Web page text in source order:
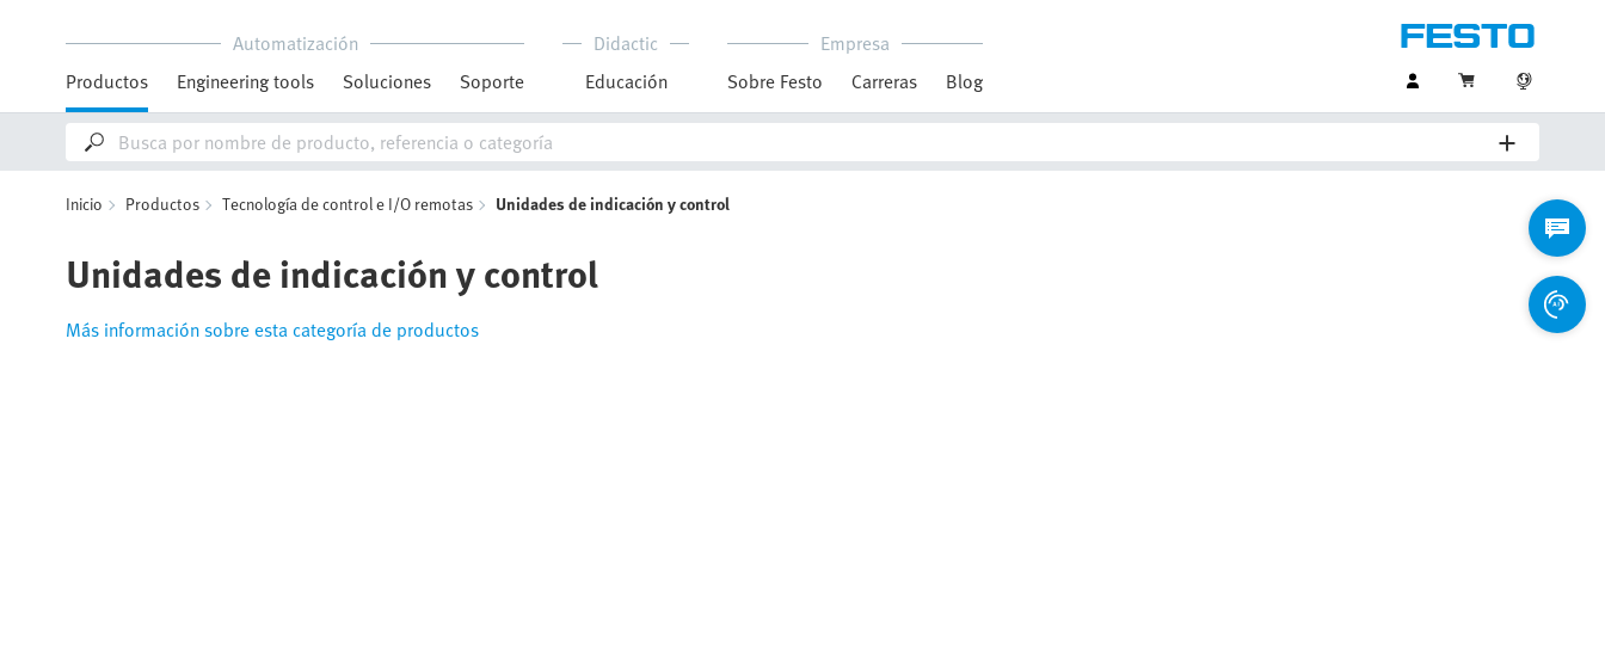
Automatización
Productos
Engineering tools Soluciones Soporte
Didactic
Educación
Empresa
Sobre Festo
Carreras Blog
Inicio Productos Tecnología de control e I/O remotas Unidades de indicación y control
Unidades de indicación y control
Más información sobre esta categoría de productos